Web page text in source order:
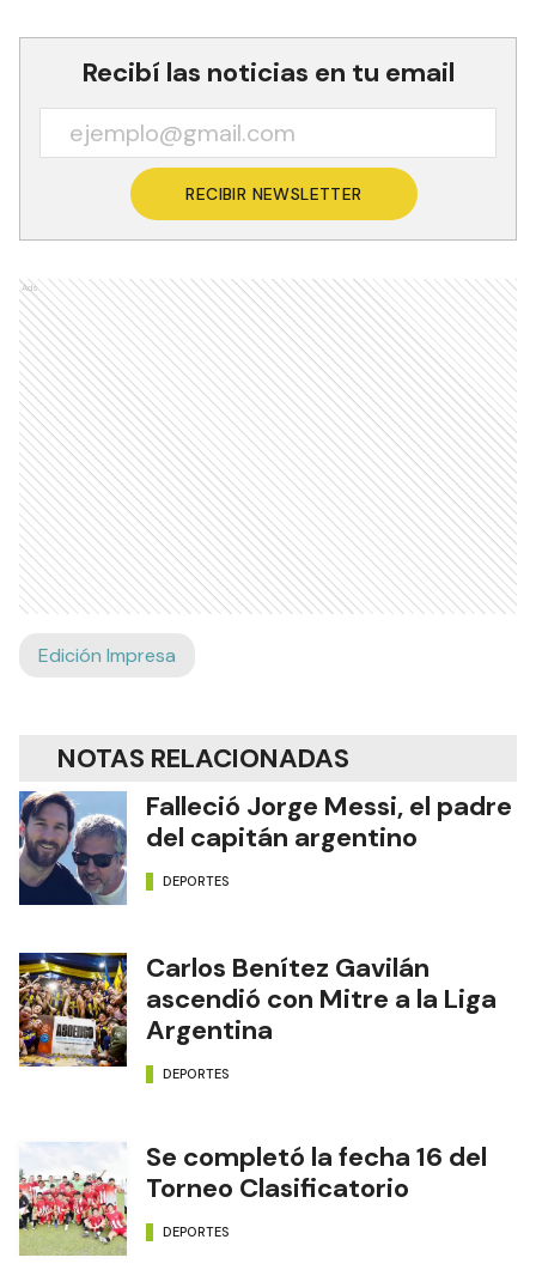
Recibí las noticias en tu email
RECIBIR NEWSLETTER
Ads
Edición Impresa
NOTAS RELACIONADAS
Falleció Jorge Messi, el padre
del capitán argentino
DEPORTES
Carlos Benítez Gavilán
ascendió con Mitre a la Liga
Argentina
DEPORTES
Se completó la fecha 16 del
Torneo Clasificatorio
DEPORTES